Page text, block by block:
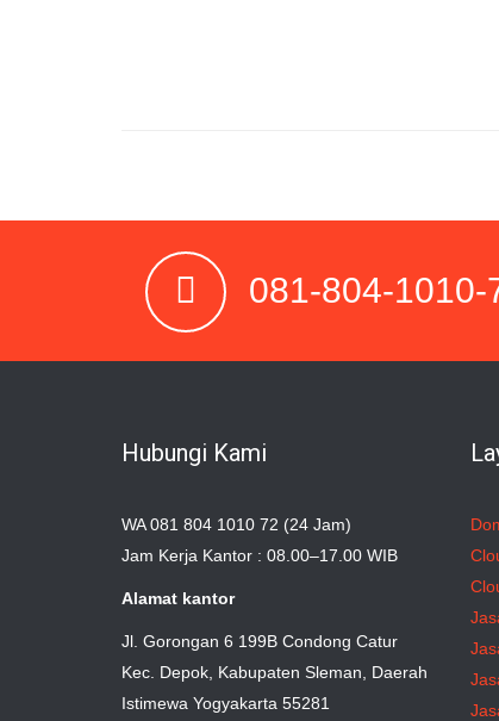
081-804-1010-
Hubungi Kami
WA 081 804 1010 72 (24 Jam)
Jam Kerja Kantor : 08.00–17.00 WIB
Alamat kantor
Jl. Gorongan 6 199B Condong Catur
Kec. Depok, Kabupaten Sleman, Daerah
Istimewa Yogyakarta 55281